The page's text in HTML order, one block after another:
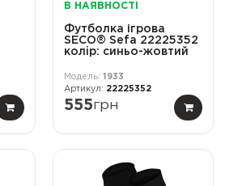
В НАЯВНОСТІ
Футболка ігрова
SECO® Sefa 22225352
колiр: синьо-жовтий
1933
22225352
555грн